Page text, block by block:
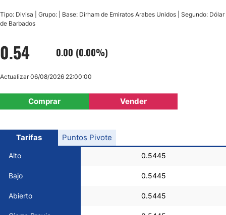
USD/CHF
Tipo: Divisa | Grupo: | Base: Dirham de Emiratos Arabes Unidos | Segundo: Dólar
de Barbados
0.54 0.00 (0.00%)
Comprar Vender
Actualizar 06/08/2026 22:00:00
Tarifas
Alto 0.5445
Bajo 0.5445
Abierto 0.5445
Puntos Pivote